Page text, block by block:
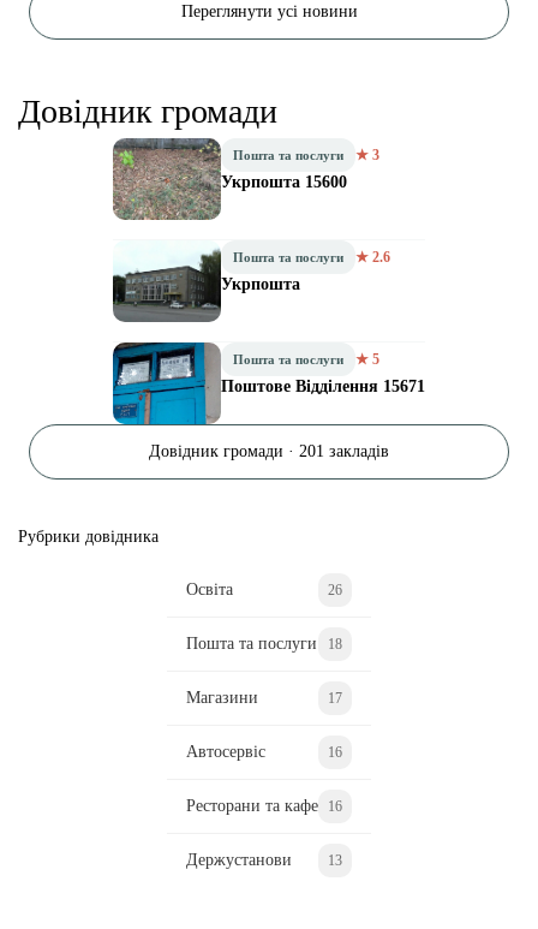
Переглянути усі новини
Довідник громади
Пошта та послуги ★ 3
Укрпошта 15600
Пошта та послуги ★ 2.6
Укрпошта
Пошта та послуги ★ 5
Поштове Відділення 15671
Довідник громади · 201 закладів
Рубрики довідника
Освіта 26
Пошта та послуги 18
Магазини 17
Автосервіс 16
Ресторани та кафе 16
Держустанови 13